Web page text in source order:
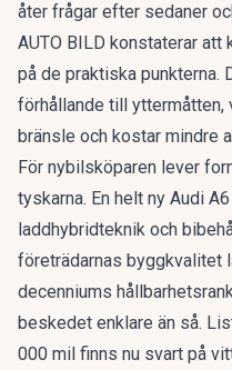
åter frågar efter sedaner
AUTO BILD konstaterar
på de praktiska punkterna.
förhållande till yttermåtten,
bränsle och kostar mindre
För nybilsköparen lever
tyskarna. En helt ny Audi
laddhybridteknik och
företrädarnas byggkvalitet
decenniums
beskedet enklare än så.
000 mil finns nu svart på